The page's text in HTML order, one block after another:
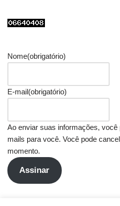
Nome(obrigatório)
E-mail(obrigatório)
Ao enviar suas informações,
mails para você. Você pode
momento.
Assinar